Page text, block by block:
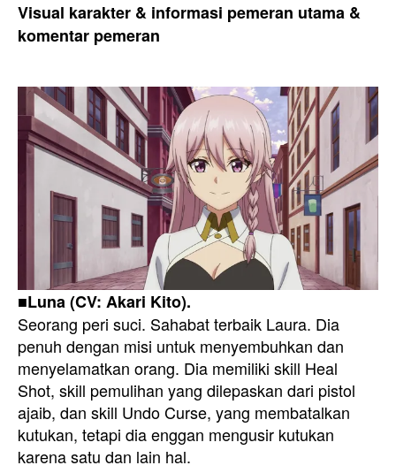
Visual karakter & informasi pemeran utama &
komentar pemeran
■Luna (CV: Akari Kito).
Seorang peri suci. Sahabat terbaik Laura. Dia
penuh dengan misi untuk menyembuhkan dan
menyelamatkan orang. Dia memiliki skill Heal
Shot, skill pemulihan yang dilepaskan dari pistol
ajaib, dan skill Undo Curse, yang membatalkan
kutukan, tetapi dia enggan mengusir kutukan
karena satu dan lain hal.